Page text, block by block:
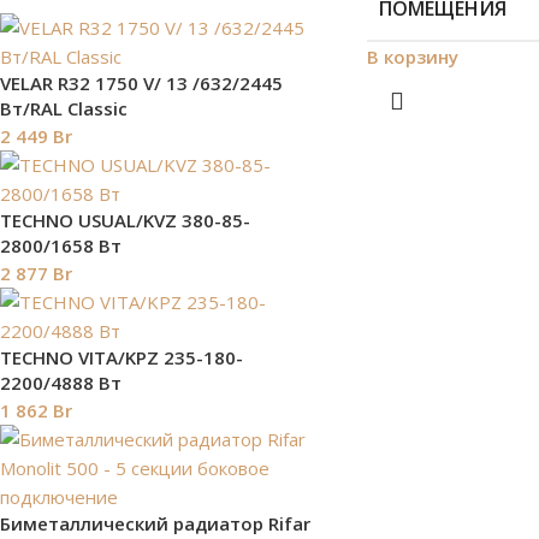
VELAR R32 1750 V/ 13 /632/2445
Вт/RAL Classic
2 449 Br
TECHNO USUAL/KVZ 380-85-
2800/1658 Вт
2 877 Br
TECHNO VITA/KPZ 235-180-
2200/4888 Вт
1 862 Br
Биметаллический радиатор Rifar
ПОМЕЩЕНИЯ
В корзину